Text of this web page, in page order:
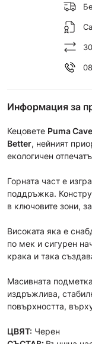
Информация за
Кецовете Puma
Better, нейният
екологичен
Горната част е
поддръжка.
в ключовите зони,
Високата яка е
по мек и сигурен
крака и така
Mасивната
издръжлива,
повърхността,
ЦВЯТ: Черен